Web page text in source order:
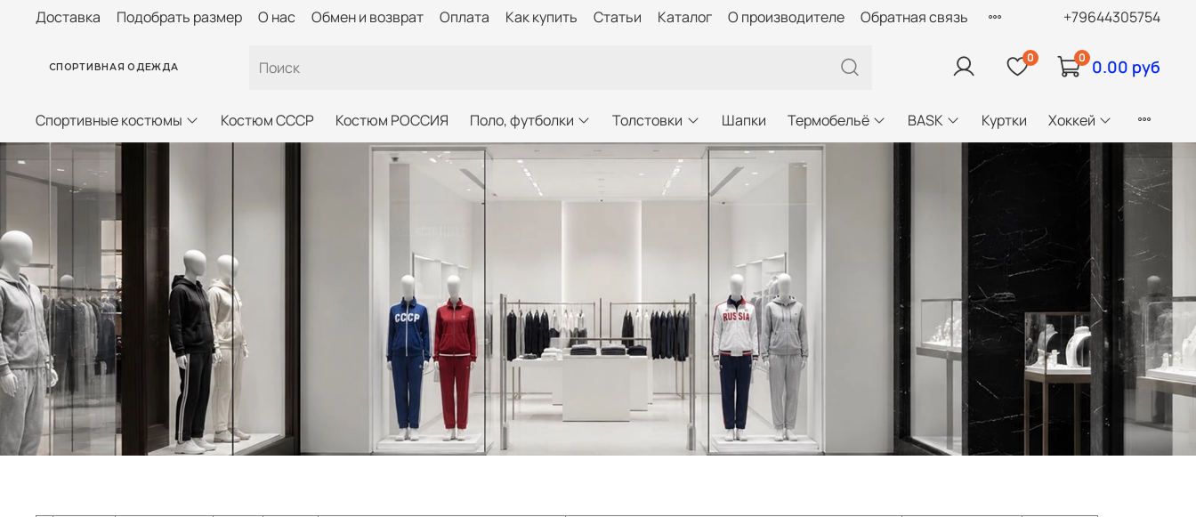
Доставка Подобрать размер О нас Обмен и возврат Оплата Как купить Статьи Каталог О производителе Обратная связь +79644305754
СПОРТИВНАЯ ОДЕЖДА
0 0 0.00 руб
Спортивные костюмы Костюм СССР Костюм РОССИЯ Поло, футболки Толстовки Шапки Термобельё BASK Куртки Хоккей